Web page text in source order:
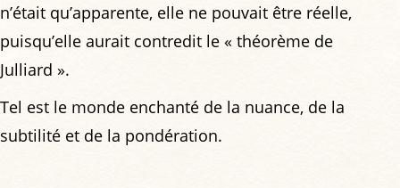
n’était qu’apparente, elle ne pouvait être réelle,
puisqu’elle aurait contredit le « théorème de
Julliard ».
Tel est le monde enchanté de la nuance, de la
subtilité et de la pondération.